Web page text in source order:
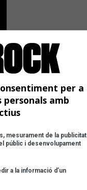
per a
amb
mesurament de la publicitat
públic i desenvolupament
a la informació d’un